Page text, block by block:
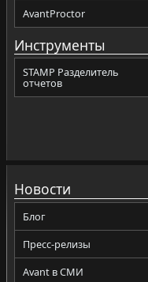
AvantProctor
Инструменты
STAMP Разделитель
отчетов
Новости
Блог
Пресс-релизы
Avant в СМИ